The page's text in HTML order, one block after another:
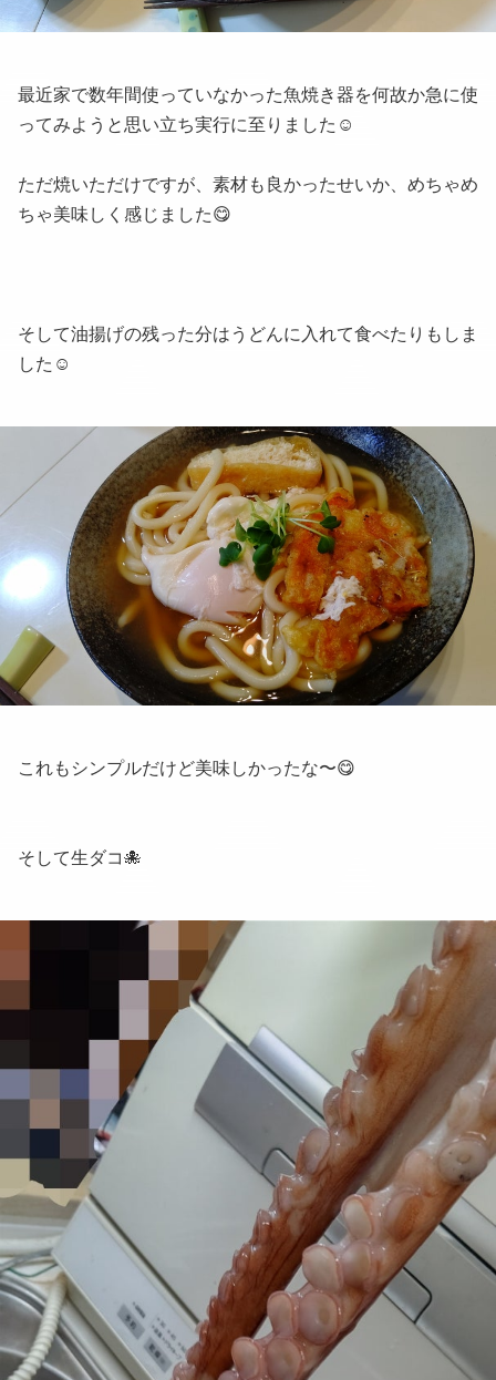
最近家で数年間使っていなかった魚焼き器を何故か急に使
ってみようと思い立ち実行に至りました☺
ただ焼いただけですが、素材も良かったせいか、めちゃめ
ちゃ美味しく感じました😋
そして油揚げの残った分はうどんに入れて食べたりもしま
した☺
これもシンプルだけど美味しかったな〜😋
そして生ダコ🐙